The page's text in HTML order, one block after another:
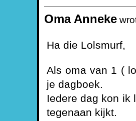
Oma Anneke
Ha die Lolsmurf,
Als oma van 1 (
je dagboek.
Iedere dag kon ik
tegenaan kijkt.